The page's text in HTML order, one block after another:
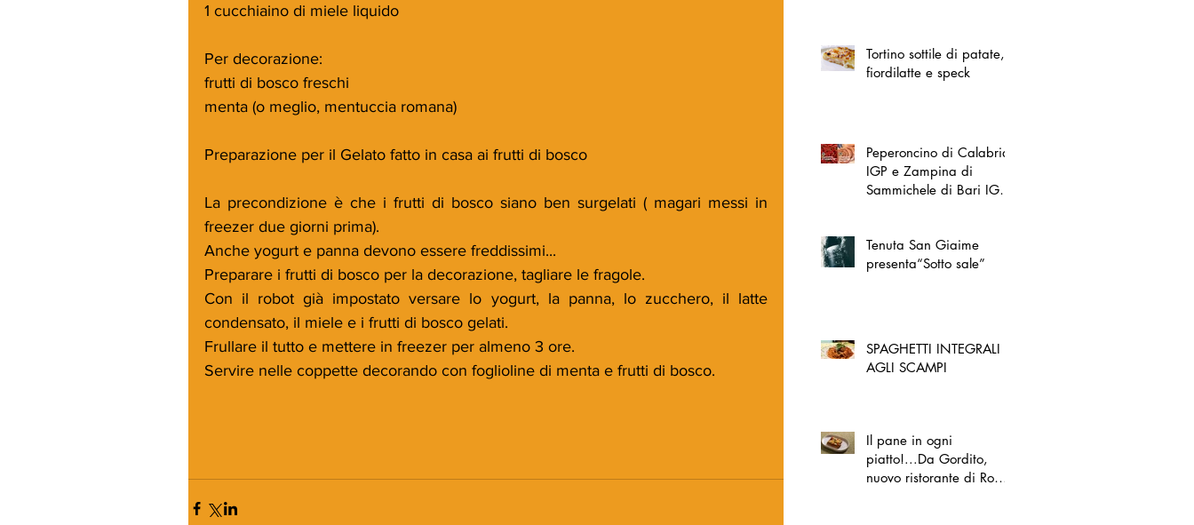
1 cucchiaino di miele liquido
Per decorazione:
frutti di bosco freschi
menta (o meglio, mentuccia romana)
Preparazione per il Gelato fatto in casa ai frutti di bosco
La precondizione è che i frutti di bosco siano ben surgelati ( magari messi in
freezer due giorni prima).
Anche yogurt e panna devono essere freddissimi...
Preparare i frutti di bosco per la decorazione, tagliare le fragole.
Con il robot già impostato versare lo yogurt, la panna, lo zucchero, il latte
condensato, il miele e i frutti di bosco gelati.
Frullare il tutto e mettere in freezer per almeno 3 ore.
Servire nelle coppette decorando con foglioline di menta e frutti di bosco.
Tortino sottile di patate,
fiordilatte e speck
Peperoncino di Calabria
IGP e Zampina di
Sammichele di Bari IGP
Tenuta San Giaime
presenta“Sotto sale”
SPAGHETTI INTEGRALI
AGLI SCAMPI
Il pane in ogni
piatto!...Da Gordito,
nuovo ristorante di Roma